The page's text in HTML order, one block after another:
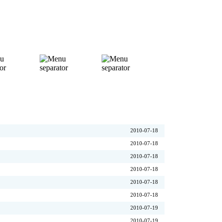
2010-07-18
2010-07-18
2010-07-18
2010-07-18
2010-07-18
2010-07-18
2010-07-19
2010-07-19